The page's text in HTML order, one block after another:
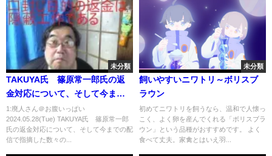
未分類
TAKUYA氏 篠原常一郎氏の返
金対応について、そして今まで
の配信で指摘した数々の間違
い。パフォーマンスと思える行
動を解説について
1:廃人さん＠お腹いっぱい
2024.05.28(Tue) TAKUYA氏 篠原常一郎
氏の返金対応について、そして今までの配
信で指摘した数々の...
未分類
飼いやすいニワトリ～ボリスブ
ラウン
初めてニワトリを飼うなら、温和で人懐っ
こく、よく卵を産んでくれる「ボリスブラ
ウン」という品種がおすすめです。 よく
食べて丈夫。家禽とはいえ羽...